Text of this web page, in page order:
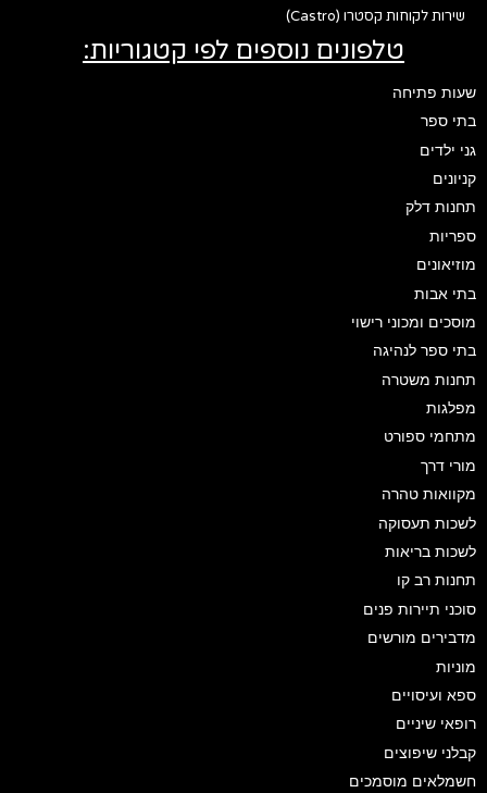
שירות לקוחות קסטרו (Castro)
טלפונים נוספים לפי קטגוריות:
שעות פתיחה
בתי ספר
גני ילדים
קניונים
תחנות דלק
ספריות
מוזיאונים
בתי אבות
מוסכים ומכוני רישוי
בתי ספר לנהיגה
תחנות משטרה
מפלגות
מתחמי ספורט
מורי דרך
מקוואות טהרה
לשכות תעסוקה
לשכות בריאות
תחנות רב קו
סוכני תיירות פנים
מדבירים מורשים
מוניות
ספא ועיסויים
רופאי שיניים
קבלני שיפוצים
חשמלאים מוסמכים